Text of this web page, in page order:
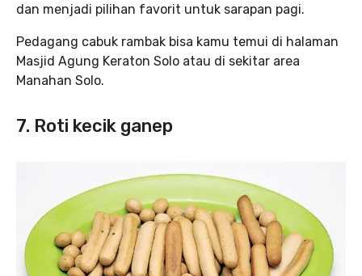
dan menjadi pilihan favorit untuk sarapan pagi.
Pedagang cabuk rambak bisa kamu temui di halaman
Masjid Agung Keraton Solo atau di sekitar area
Manahan Solo.
7. Roti kecik ganep